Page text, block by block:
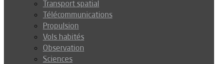
Transport spatial
Télécommunications
Propulsion
Vols habités
Observation
Sciences